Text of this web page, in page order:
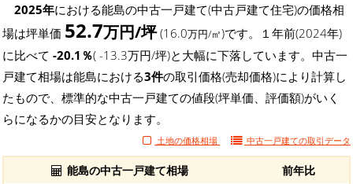
2025年における能島の中古一戸建て(中古戸建て住宅)の価格相
場は坪単価 52.7万円/坪(16.0万円/㎡)です。１年前(2024年)
に比べて -20.1％( -13.3万円/坪)と大幅に下落しています。中古一
戸建て相場は能島における3件の取引価格(売却価格)により計算し
たもので、標準的な中古一戸建ての値段(坪単価、評価額)がいく
らになるかの目安となります。
土地の価格相場 中古一戸建ての取引データ
能島の中古一戸建て相場 前年比